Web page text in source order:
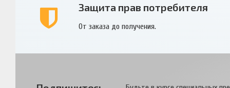
Защита прав потребителя
От заказа до получения.